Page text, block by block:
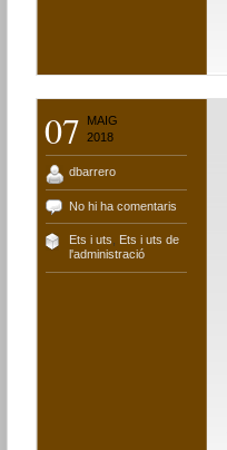
07
MAIG
2018
dbarrero
No hi ha comentaris
Ets i uts
Ets i uts de
l'administració